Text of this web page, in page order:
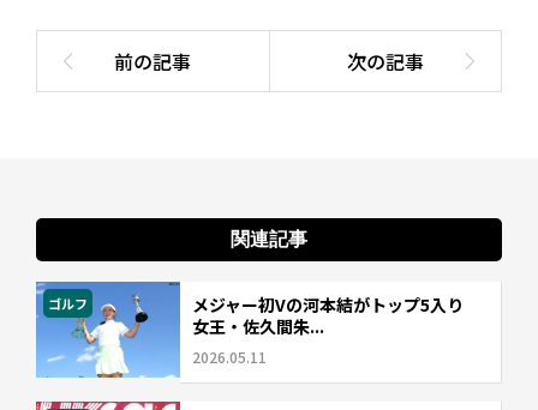
関連記事
ゴルフ
メジャー初Vの河本結がトップ5入り
女王・佐久間朱...
2026.05.11